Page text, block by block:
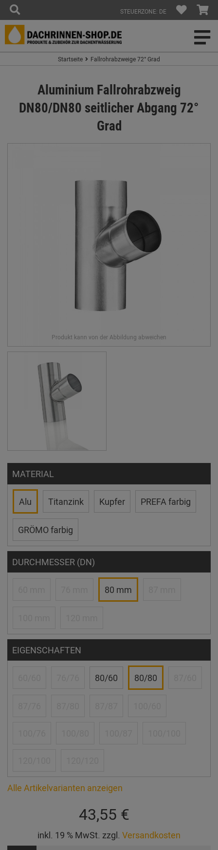
STEUERZONE: DE
Startseite Fallrohrabzweige 72° Grad
Aluminium Fallrohrabzweig
DN80/DN80 seitlicher Abgang 72°
Grad
MATERIAL
Alu Titanzink Kupfer PREFA farbig
GRÖMO farbig
DURCHMESSER (DN)
80 mm
EIGENSCHAFTEN
80/60 80/80
Alle Artikelvarianten anzeigen
43,55 €
inkl. 19 % MwSt. zzgl. Versandkosten